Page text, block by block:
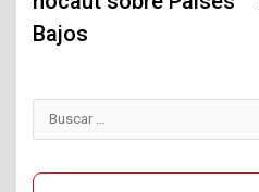
Bajos
Buscar: